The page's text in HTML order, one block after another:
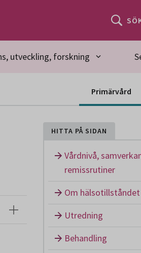
utveckling, forskning
Primärvård
HITTA PÅ SIDAN
Vårdnivå,
remissrutiner
Om hälsotillståndet
Utredning
Behandling